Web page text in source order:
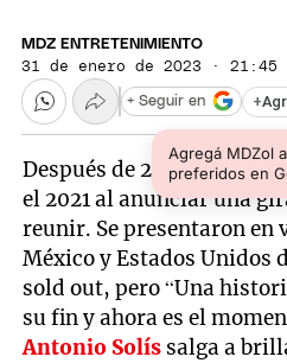
MDZ ENTRETENIMIENTO
31 de enero de 2023 · 21:45
+
Agregá MDZol
preferidos en
+ Seguir en
Después de 25 años,Los
el 2021 al anunciar una
reunir. Se presentaron en
México y Estados Unidos
sold out, pero “Una
su fin y ahora es el
Antonio Solís salga a